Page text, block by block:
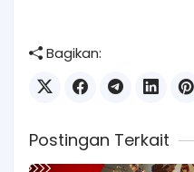
Bagikan:
Postingan Terkait